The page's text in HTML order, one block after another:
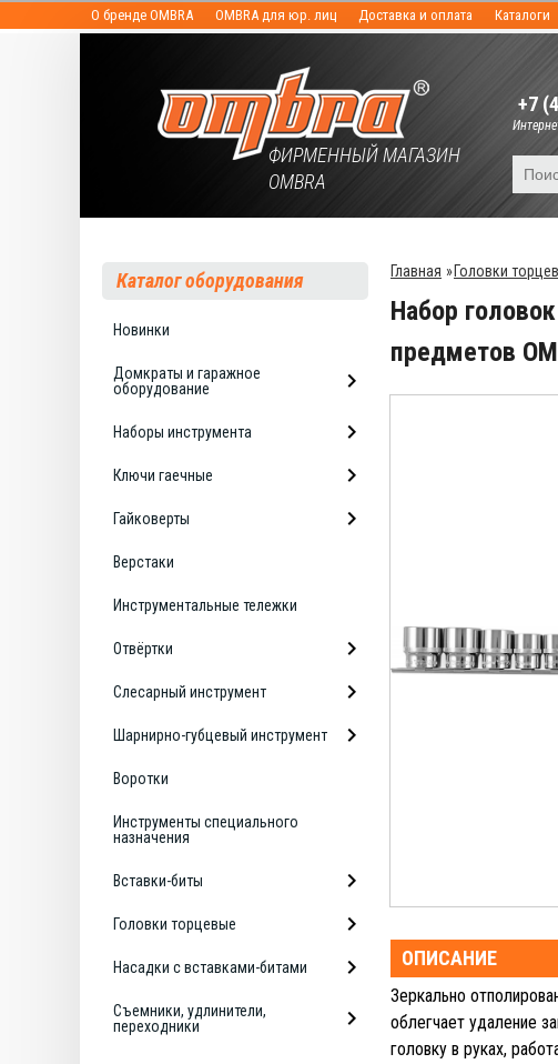
О бренде OMBRA OMBRA для юр. лиц Доставка и оплата Каталоги
ФИРМЕННЫЙ МАГАЗИН
OMBRA
+7
Каталог оборудования
Новинки
Домкраты и гаражное
оборудование
Наборы инструмента
Ключи гаечные
Гайковерты
Верстаки
Инструментальные тележки
Отвёртки
Слесарный инструмент
Шарнирно-губцевый инструмент
Воротки
Инструменты специального
назначения
Вставки-биты
Головки торцевые
Насадки с вставками-битами
Съемники, удлинители,
переходники
Главная »Головки
Набор
предметов
ОПИСАНИЕ
Зеркально
облегчает удаление
головку в руках,